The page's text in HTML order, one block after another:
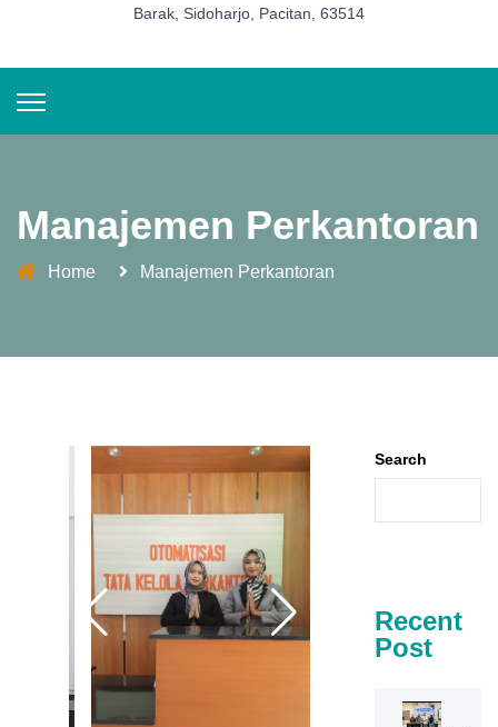
Barak, Sidoharjo, Pacitan, 63514
Manajemen Perkantoran
Home Manajemen Perkantoran
Search
Recent
Post